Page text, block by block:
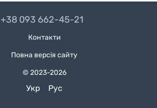
+38 093 662-45-21
Контакти
Повна версія сайту
© 2023-2026
Укр Рус